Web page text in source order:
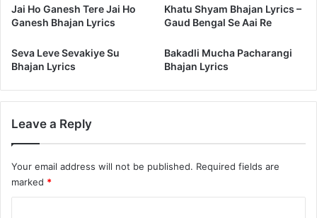
Jai Ho Ganesh Tere Jai Ho
Ganesh Bhajan Lyrics
Khatu Shyam Bhajan Lyrics –
Gaud Bengal Se Aai Re
Seva Leve Sevakiye Su
Bhajan Lyrics
Bakadli Mucha Pacharangi
Bhajan Lyrics
Leave a Reply
Your email address will not be published. Required fields are
marked *